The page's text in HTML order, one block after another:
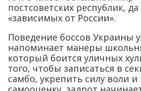
постсоветских республик,
«зависимых от России».
Поведение боссов Украины
напоминает манеры
который боится уличных
того, чтобы записаться в
самбо, укрепить силу воли и